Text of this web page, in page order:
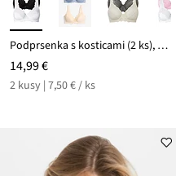
Podprsenka s kosticami (2 ks), s jemnou čipkou
14,99 €
2 kusy | 7,50 € / ks